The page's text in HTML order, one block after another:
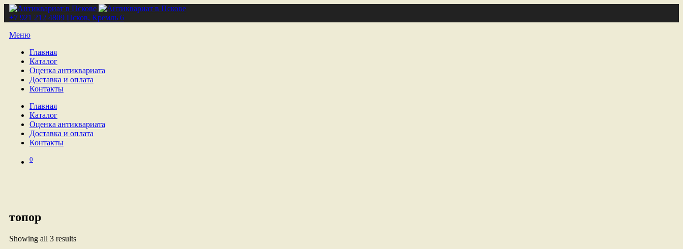
+7 921 212 4809 Псков, Кремль 6
Меню
Главная
Каталог
Оценка антиквариата
Доставка и оплата
Контакты
Главная
Каталог
Оценка антиквариата
Доставка и оплата
Контакты
0
топор
Showing all 3 results